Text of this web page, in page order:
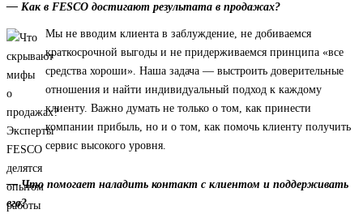
— Как в FESCO достигают результата в продажах?
Мы не вводим клиента в заблуждение, не добиваемся
краткосрочной выгоды и не придерживаемся принципа «все
средства хороши». Наша задача — выстроить доверительные
отношения и найти индивидуальный подход к каждому
клиенту. Важно думать не только о том, как принести
компании прибыль, но и о том, как помочь клиенту получить
сервис высокого уровня.
— Что помогает наладить контакт с клиентом и поддерживать
его?